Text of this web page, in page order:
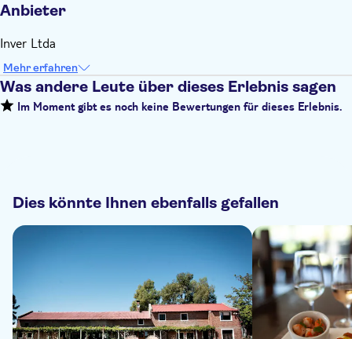
Anbieter
Inver Ltda
Mehr erfahren
Was andere Leute über dieses Erlebnis sagen
Im Moment gibt es noch keine Bewertungen für dieses Erlebnis.
Dies könnte Ihnen ebenfalls gefallen